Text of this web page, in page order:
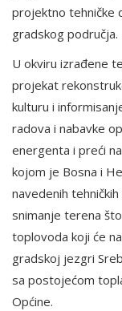
projektno tehničke
gradskog područja.
U okviru izrađene
projekat
kulturu i
radova i nabavke
energenta i preći
kojom je Bosna i
navedenih
snimanje terena
toplovoda koji će
gradskoj jezgri
sa postojećom
Općine.